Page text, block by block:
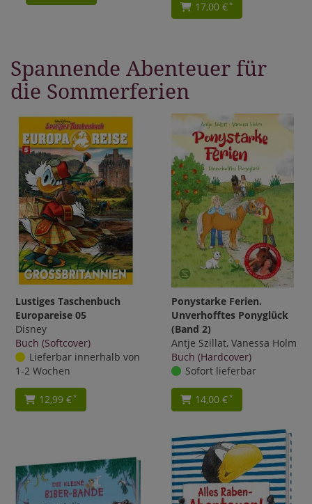
17,00 €*
Spannende Abenteuer für
die Sommerferien
Lustiges Taschenbuch
Europareise 05
Disney
Buch (Softcover)
Lieferbar innerhalb von
1-2 Wochen
12,99 €*
Ponystarke Ferien.
Unverhofftes Ponyglück
(Band 2)
Antje Szillat, Vanessa Holm
Buch (Hardcover)
Sofort lieferbar
14,00 €*